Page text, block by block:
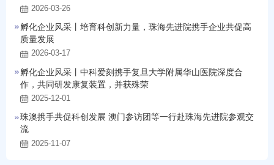
2026-03-26
孵化企业风采丨培育科创新力量，珠海先进院携手企业共促高
质量发展
2026-03-17
孵化企业风采丨中科爱刻携手复旦大学附属华山医院深度合
作，共同研发康复装置，并获殊荣
2025-12-01
珠澳携手共促科创发展 澳门参访团等一行赴珠海先进院参观交
流
2025-11-07